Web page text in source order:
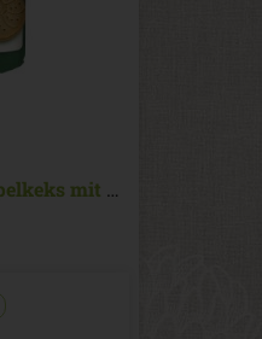
Biobis Dinkel Doppelkeks mit Kakaocreme palmölfrei